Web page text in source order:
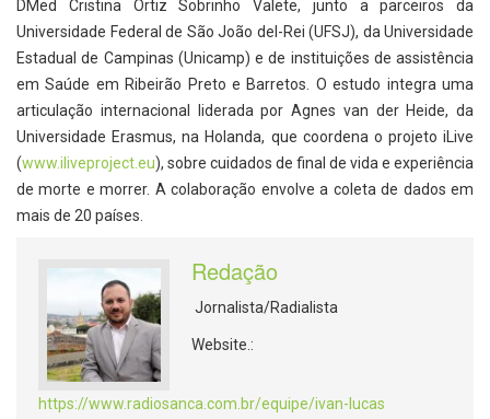
DMed Cristina Ortiz Sobrinho Valete, junto a parceiros da
Universidade Federal de São João del-Rei (UFSJ), da Universidade
Estadual de Campinas (Unicamp) e de instituições de assistência
em Saúde em Ribeirão Preto e Barretos. O estudo integra uma
articulação internacional liderada por Agnes van der Heide, da
Universidade Erasmus, na Holanda, que coordena o projeto iLive
(www.iliveproject.eu), sobre cuidados de final de vida e experiência
de morte e morrer. A colaboração envolve a coleta de dados em
mais de 20 países.
Redação
Jornalista/Radialista
Website.:
https://www.radiosanca.com.br/equipe/ivan-lucas